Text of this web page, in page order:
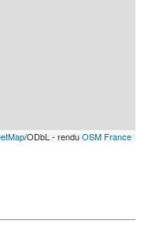
/ODbL - renduOSM France